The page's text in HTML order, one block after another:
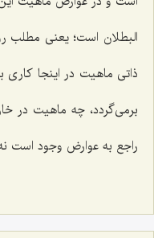
البطلان است؛ یعنی
ذاتی ماهیت در اینجا
برمی‌گردد، چه ماهیت در
راجع به عوارض وجود است